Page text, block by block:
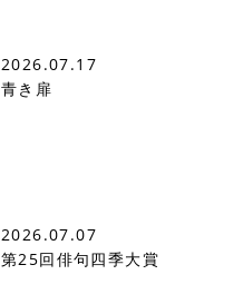
2026.07.17
青き扉
2026.07.07
第25回俳句四季大賞